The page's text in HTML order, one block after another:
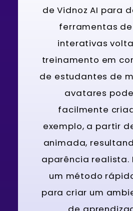
de Vidnoz AI para
ferramentas de
interativas
treinamento em
de estudantes de
avatares
facilmente
exemplo, a partir
animada,
aparência realista.
um método
para criar um